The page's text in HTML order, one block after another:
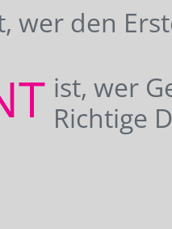
wer den
ist, wer
Richtige